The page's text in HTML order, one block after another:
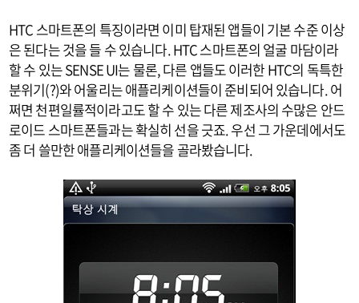
HTC 스마트폰의 특징이라면 이미 탑재된 앱들이 기본 수준 이상
은 된다는 것을 들 수 있습니다. HTC 스마트폰의 얼굴 마담이라
할 수 있는 SENSE UI는 물론, 다른 앱들도 이러한 HTC의 독특한
분위기(?)와 어울리는 애플리케이션들이 준비되어 있습니다. 어
쩌면 천편일률적이라고도 할 수 있는 다른 제조사의 수많은 안드
로이드 스마트폰들과는 확실히 선을 긋죠. 우선 그 가운데에서도
좀 더 쓸만한 애플리케이션들을 골라봤습니다.